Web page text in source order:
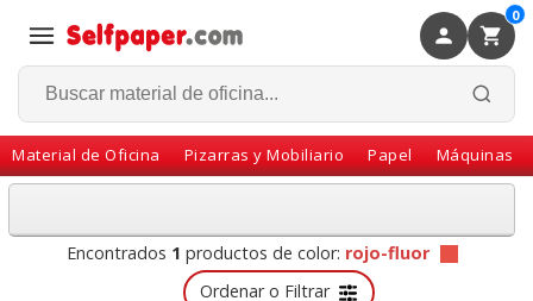
0
Material de Oficina Pizarras y Mobiliario Papel Máquinas
Volver
Encontrados 1 productos de color: rojo-fluor
Ordenar o Filtrar